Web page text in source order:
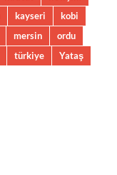
kayseri
kobi
mersin
ordu
türkiye
Yataş